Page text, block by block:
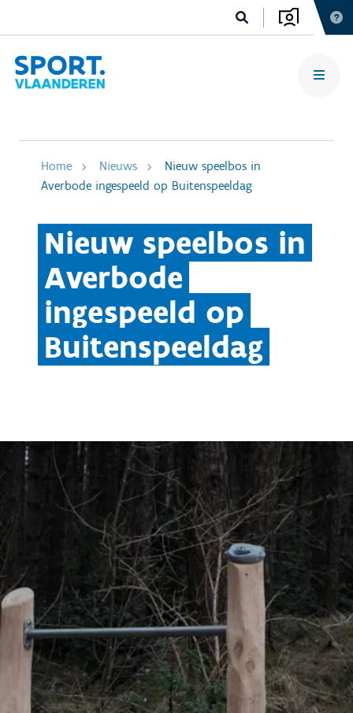
Home Nieuws
Nieuw speelbos in
Averbode ingespeeld op Buitenspeeldag
Nieuw speelbos in
Averbode
ingespeeld op
Buitenspeeldag